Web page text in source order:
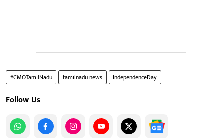
#CMOTamilNadu tamilnadu news IndependenceDay
Follow Us